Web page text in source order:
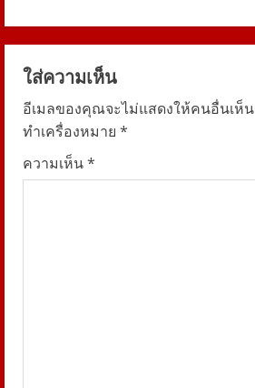
u
e
R
e
ใส่ความเห็น
อีเมลของคุณจะไม่แสดงให้คนอื่นเห็น
ทำเครื่องหมาย *
ความเห็น*